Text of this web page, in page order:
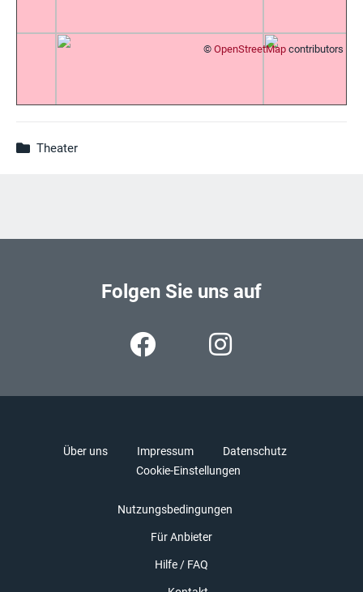
© OpenStreetMap contributors
Theater
Folgen Sie uns auf
Über uns Impressum
Datenschutz
Cookie-Einstellungen
Nutzungsbedingungen
Für Anbieter
Hilfe / FAQ